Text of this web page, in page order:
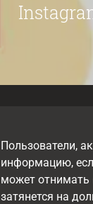
Пользователи,
информацию,
может отнимать
затянется на